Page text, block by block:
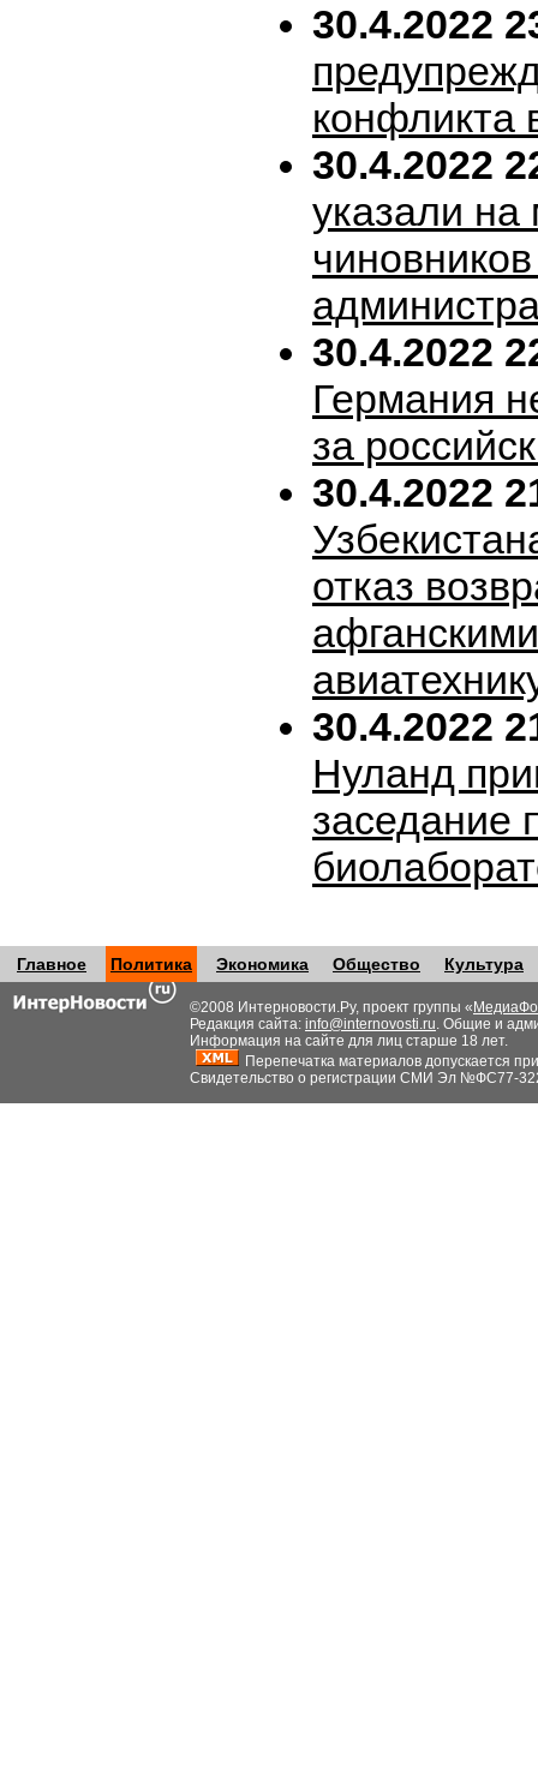
30.4.2022
конфликта
30.4.2022
указали на
30.4.2022
Германия
за
30.4.2022
отказ
30.4.2022
Нуланд
заседание
Главное Политика Экономика Общество Культура
©2008 Интерновости.Ру, проект группы «
Редакция сайта: info@internovosti.ru. Общие и
Информация на сайте для лиц старше 18 лет.
Перепечатка материалов допускается
Свидетельство о регистрации СМИ Эл №ФС77-